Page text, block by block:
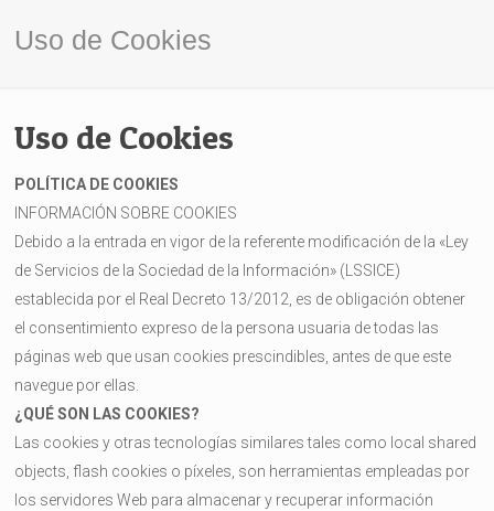
Uso de Cookies
Uso de Cookies
POLÍTICA DE COOKIES
INFORMACIÓN SOBRE COOKIES
Debido a la entrada en vigor de la referente modificación de la «Ley
de Servicios de la Sociedad de la Información» (LSSICE)
establecida por el Real Decreto 13/2012, es de obligación obtener
el consentimiento expreso de la persona usuaria de todas las
páginas web que usan cookies prescindibles, antes de que este
navegue por ellas.
¿QUÉ SON LAS COOKIES?
Las cookies y otras tecnologías similares tales como local shared
objects, flash cookies o píxeles, son herramientas empleadas por
los servidores Web para almacenar y recuperar información